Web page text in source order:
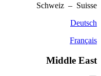
Schweiz – Suisse
Deutsch
Français
Middle East